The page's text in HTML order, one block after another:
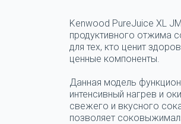
Kenwood PureJuice XL
продуктивного отжима
для тех, кто ценит
ценные компоненты.
Данная модель
интенсивный нагрев и
свежего и вкусного
позволяет